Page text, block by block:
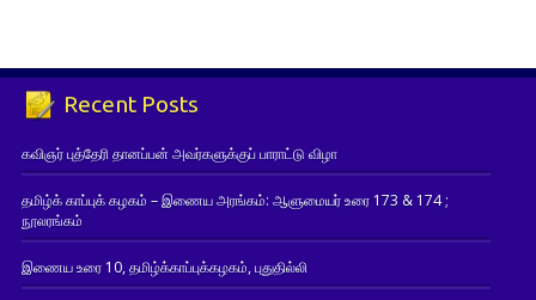
Recent Posts
கவிஞர் புத்தேரி தானப்பன் அவர்களுக்குப் பாராட்டு விழா
தமிழ்க் காப்புக் கழகம் – இணைய அரங்கம்: ஆளுமையர் உரை 173 & 174 ;
நூலரங்கம்
இணைய உரை 10, தமிழ்க்காப்புக்கழகம், புதுதில்லி